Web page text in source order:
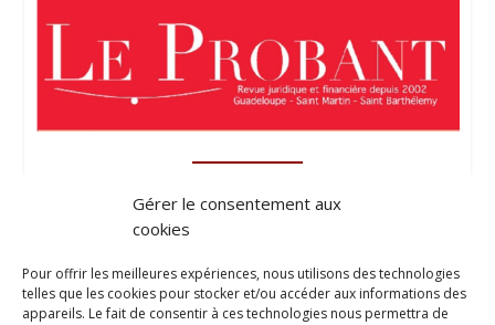
Gérer le consentement aux
cookies
Pour offrir les meilleures expériences, nous utilisons des technologies
telles que les cookies pour stocker et/ou accéder aux informations des
appareils. Le fait de consentir à ces technologies nous permettra de